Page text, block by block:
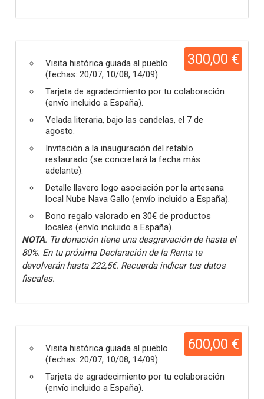
300,00 €
Visita histórica guiada al pueblo
(fechas: 20/07, 10/08, 14/09).
Tarjeta de agradecimiento por tu colaboración
(envío incluido a España).
Velada literaria, bajo las candelas, el 7 de
agosto.
Invitación a la inauguración del retablo
restaurado (se concretará la fecha más
adelante).
Detalle llavero logo asociación por la artesana
local Nube Nava Gallo (envío incluido a España).
Bono regalo valorado en 30€ de productos
locales (envío incluido a España).
NOTA. Tu donación tiene una desgravación de hasta el
80%. En tu próxima Declaración de la Renta te
devolverán hasta 222,5€. Recuerda indicar tus datos
fiscales.
600,00 €
Visita histórica guiada al pueblo
(fechas: 20/07, 10/08, 14/09).
Tarjeta de agradecimiento por tu colaboración
(envío incluido a España).